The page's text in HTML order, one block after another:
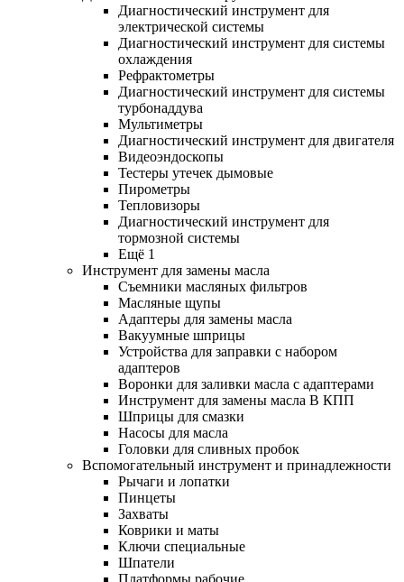
Диагностический инструмент для
электрической системы
Диагностический инструмент для системы
охлаждения
Рефрактометры
Диагностический инструмент для системы
турбонаддува
Мультиметры
Диагностический инструмент для двигателя
Видеоэндоскопы
Тестеры утечек дымовые
Пирометры
Тепловизоры
Диагностический инструмент для
тормозной системы
Ещё 1
Инструмент для замены масла
Съемники масляных фильтров
Масляные щупы
Адаптеры для замены масла
Вакуумные шприцы
Устройства для заправки с набором
адаптеров
Воронки для заливки масла с адаптерами
Инструмент для замены масла В КПП
Шприцы для смазки
Насосы для масла
Головки для сливных пробок
Вспомогательный инструмент и принадлежности
Рычаги и лопатки
Пинцеты
Захваты
Коврики и маты
Ключи специальные
Шпатели